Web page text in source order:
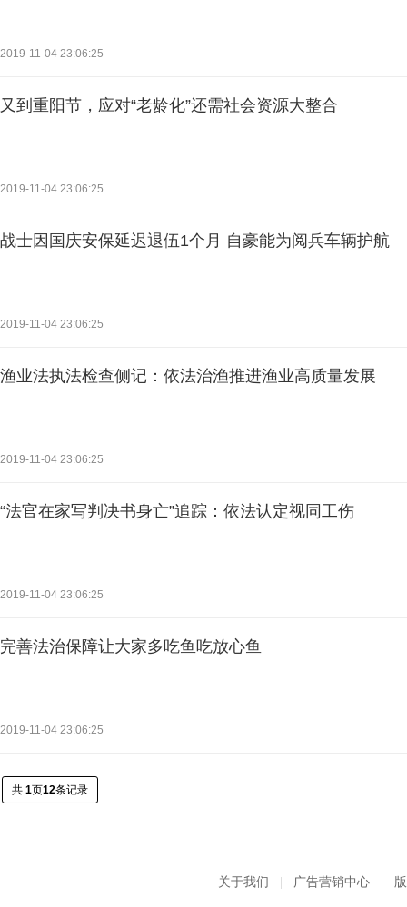
2019-11-04 23:06:25
又到重阳节，应对“老龄化”还需社会资源大整合
2019-11-04 23:06:25
战士因国庆安保延迟退伍1个月 自豪能为阅兵车辆护航
2019-11-04 23:06:25
渔业法执法检查侧记：依法治渔推进渔业高质量发展
2019-11-04 23:06:25
“法官在家写判决书身亡”追踪：依法认定视同工伤
2019-11-04 23:06:25
完善法治保障让大家多吃鱼吃放心鱼
2019-11-04 23:06:25
共 1页12条记录
关于我们 广告营销中心